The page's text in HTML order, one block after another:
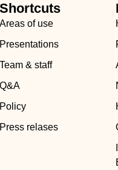
Shortcuts
Areas of use
Presentations
Team & staff
Q&A
Policy
Press relases